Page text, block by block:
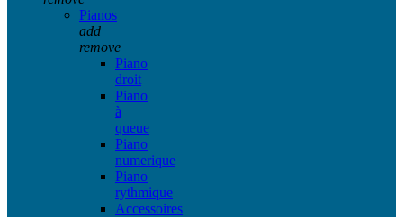
Pianos
add
remove
Piano
droit
Piano
à
queue
Piano
numerique
Piano
rythmique
Accessoires